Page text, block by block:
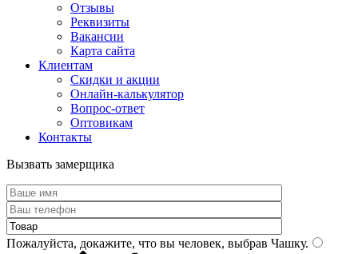
Отзывы
Реквизиты
Вакансии
Карта сайта
Клиентам
Скидки и акции
Онлайн-калькулятор
Вопрос-ответ
Оптовикам
Контакты
Вызвать замерщика
Пожалуйста, докажите, что вы человек, выбрав Чашку.